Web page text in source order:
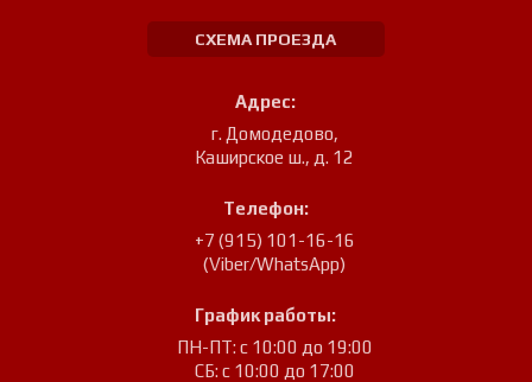
СХЕМА ПРОЕЗДА
Адрес:
г. Домодедово,
Каширское ш., д. 12
Телефон:
+7 (915) 101-16-16
(Viber/WhatsApp)
График работы:
ПН-ПТ: с 10:00 до 19:00
СБ: с 10:00 до 17:00